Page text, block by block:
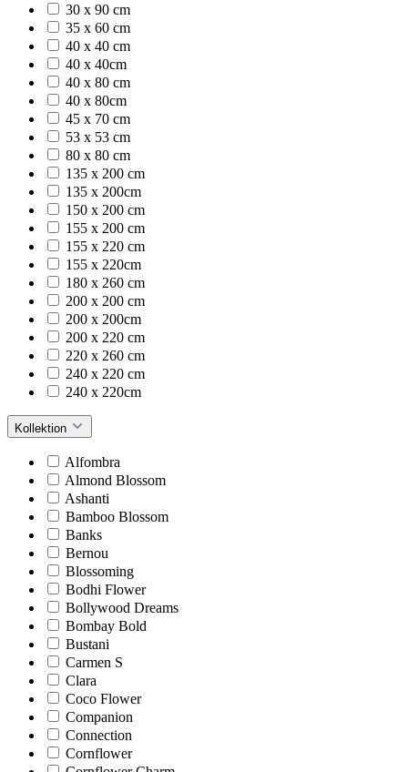
30 x 90 cm
35 x 60 cm
40 x 40 cm
40 x 40cm
40 x 80 cm
40 x 80cm
45 x 70 cm
53 x 53 cm
80 x 80 cm
135 x 200 cm
135 x 200cm
150 x 200 cm
155 x 200 cm
155 x 220 cm
155 x 220cm
180 x 260 cm
200 x 200 cm
200 x 200cm
200 x 220 cm
220 x 260 cm
240 x 220 cm
240 x 220cm
Kollektion
Alfombra
Almond Blossom
Ashanti
Bamboo Blossom
Banks
Bernou
Blossoming
Bodhi Flower
Bollywood Dreams
Bombay Bold
Bustani
Carmen S
Clara
Coco Flower
Companion
Connection
Cornflower